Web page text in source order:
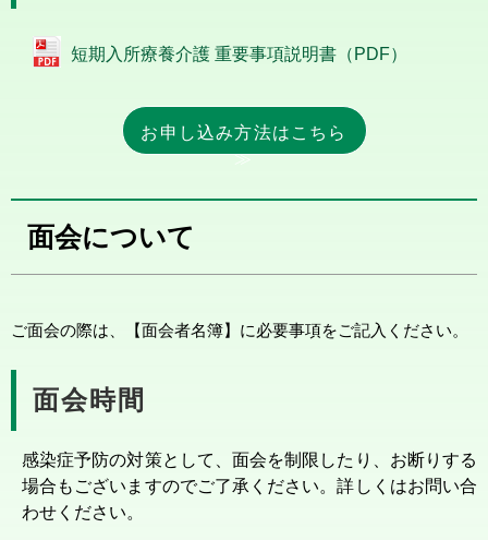
短期入所療養介護 重要事項説明書（PDF）
お申し込み方法はこちら
≫
面会について
ご面会の際は、【面会者名簿】に必要事項をご記入ください。
面会時間
感染症予防の対策として、面会を制限したり、お断りする
場合もございますのでご了承ください。詳しくはお問い合
わせください。